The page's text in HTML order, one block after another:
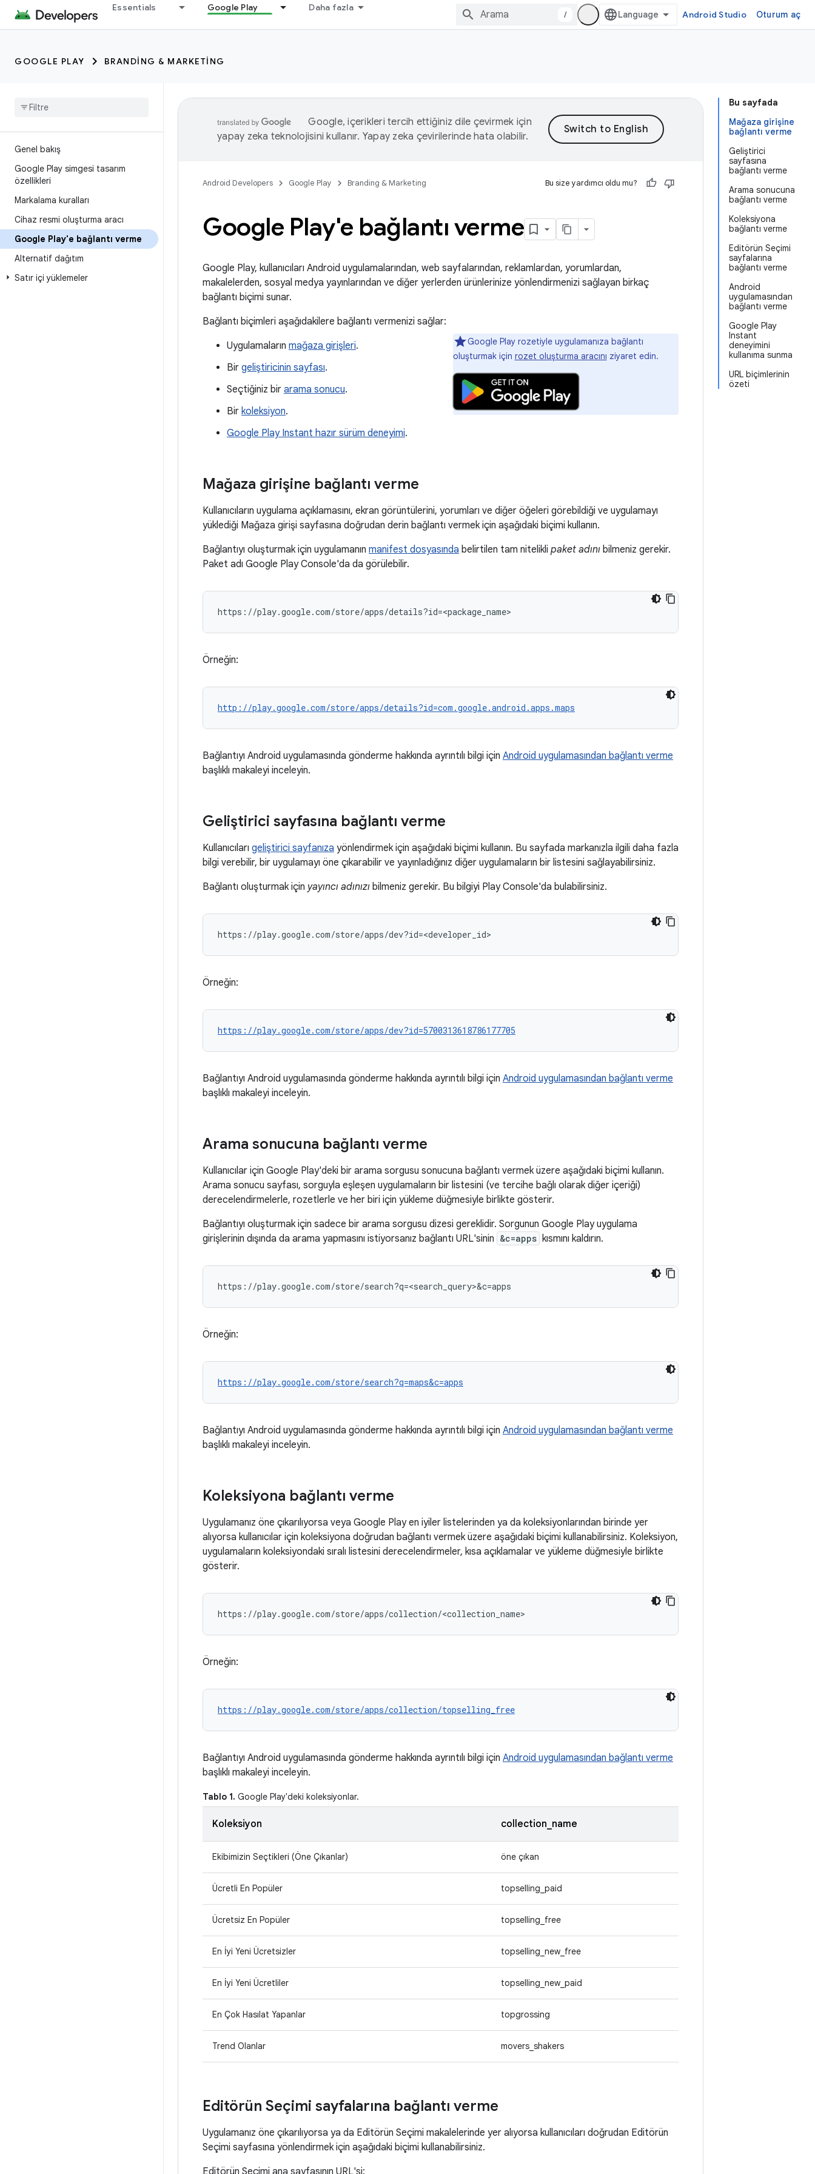
Essentials Google Play Daha fazla
/ Android Studio Oturum aç
GOOGLE PLAY BRANDING & MARKETING
Genel bakış
Google Play simgesi tasarım
özellikleri
Markalama kuralları
Cihaz resmi oluşturma aracı
Google Play'e bağlantı verme
Alternatif dağıtım
Satır içi yüklemeler
Bu sayfada
Mağaza girişine
bağlantı verme
Geliştirici
sayfasına
bağlantı verme
Arama sonucuna
bağlantı verme
Koleksiyona
bağlantı verme
Editörün Seçimi
sayfalarına
bağlantı verme
Android
uygulamasından
bağlantı verme
Google Play
Instant
deneyimini
kullanıma sunma
URL biçimlerinin
özeti
Google, içerikleri tercih ettiğiniz dile çevirmek için
yapay zeka teknolojisini kullanır. Yapay zeka çevirilerinde hata olabilir.
Android Developers Google Play Branding & Marketing Bu size yardımcı oldu mu?
Google Play'e bağlantı verme
Google Play, kullanıcıları Android uygulamalarından, web sayfalarından, reklamlardan, yorumlardan,
makalelerden, sosyal medya yayınlarından ve diğer yerlerden ürünlerinize yönlendirmenizi sağlayan birkaç
bağlantı biçimi sunar.
Google Play rozetiyle uygulamanıza bağlantı
oluşturmak için rozet oluşturma aracını ziyaret edin.
Bağlantı biçimleri aşağıdakilere bağlantı vermenizi sağlar:
Uygulamaların mağaza girişleri.
Bir geliştiricinin sayfası.
Seçtiğiniz bir arama sonucu.
Bir koleksiyon.
Google Play Instant hazır sürüm deneyimi.
Mağaza girişine bağlantı verme
Kullanıcıların uygulama açıklamasını, ekran görüntülerini, yorumları ve diğer öğeleri görebildiği ve uygulamayı
yüklediği Mağaza girişi sayfasına doğrudan derin bağlantı vermek için aşağıdaki biçimi kullanın.
Bağlantıyı oluşturmak için uygulamanın manifest dosyasında belirtilen tam nitelikli paket adını bilmeniz gerekir.
Paket adı Google Play Console'da da görülebilir.
Örneğin:
http://play.google.com/store/apps/details?id=com.google.android.apps.maps
Bağlantıyı Android uygulamasında gönderme hakkında ayrıntılı bilgi için Android uygulamasından bağlantı verme
başlıklı makaleyi inceleyin.
Geliştirici sayfasına bağlantı verme
Kullanıcıları geliştirici sayfanıza yönlendirmek için aşağıdaki biçimi kullanın. Bu sayfada markanızla ilgili daha fazla
bilgi verebilir, bir uygulamayı öne çıkarabilir ve yayınladığınız diğer uygulamaların bir listesini sağlayabilirsiniz.
Bağlantı oluşturmak için yayıncı adınızı bilmeniz gerekir. Bu bilgiyi Play Console'da bulabilirsiniz.
Örneğin:
https://play.google.com/store/apps/dev?id=5700313618786177705
Bağlantıyı Android uygulamasında gönderme hakkında ayrıntılı bilgi için Android uygulamasından bağlantı verme
başlıklı makaleyi inceleyin.
Arama sonucuna bağlantı verme
Kullanıcılar için Google Play'deki bir arama sorgusu sonucuna bağlantı vermek üzere aşağıdaki biçimi kullanın.
Arama sonucu sayfası, sorguyla eşleşen uygulamaların bir listesini (ve tercihe bağlı olarak diğer içeriği)
derecelendirmelerle, rozetlerle ve her biri için yükleme düğmesiyle birlikte gösterir.
Bağlantıyı oluşturmak için sadece bir arama sorgusu dizesi gereklidir. Sorgunun Google Play uygulama
girişlerinin dışında da arama yapmasını istiyorsanız bağlantı URL'sinin &c=apps kısmını kaldırın.
Örneğin:
https://play.google.com/store/search?q=maps&c=apps
Bağlantıyı Android uygulamasında gönderme hakkında ayrıntılı bilgi için Android uygulamasından bağlantı verme
başlıklı makaleyi inceleyin.
Koleksiyona bağlantı verme
Uygulamanız öne çıkarılıyorsa veya Google Play en iyiler listelerinden ya da koleksiyonlarından birinde yer
alıyorsa kullanıcılar için koleksiyona doğrudan bağlantı vermek üzere aşağıdaki biçimi kullanabilirsiniz. Koleksiyon,
uygulamaların koleksiyondaki sıralı listesini derecelendirmeler, kısa açıklamalar ve yükleme düğmesiyle birlikte
gösterir.
Örneğin:
https://play.google.com/store/apps/collection/topselling_free
Bağlantıyı Android uygulamasında gönderme hakkında ayrıntılı bilgi için Android uygulamasından bağlantı verme
başlıklı makaleyi inceleyin.
Tablo 1. Google Play'deki koleksiyonlar.
Koleksiyon collection_name
Ekibimizin Seçtikleri (Öne Çıkanlar) öne çıkan
Ücretli En Popüler topselling_paid
Ücretsiz En Popüler topselling_free
En İyi Yeni Ücretsizler topselling_new_free
En İyi Yeni Ücretliler topselling_new_paid
En Çok Hasılat Yapanlar topgrossing
Trend Olanlar movers_shakers
Editörün Seçimi sayfalarına bağlantı verme
Uygulamanız öne çıkarılıyorsa ya da Editörün Seçimi makalelerinde yer alıyorsa kullanıcıları doğrudan Editörün
Seçimi sayfasına yönlendirmek için aşağıdaki biçimi kullanabilirsiniz.
Editörün Seçimi ana sayfasının URL'si: